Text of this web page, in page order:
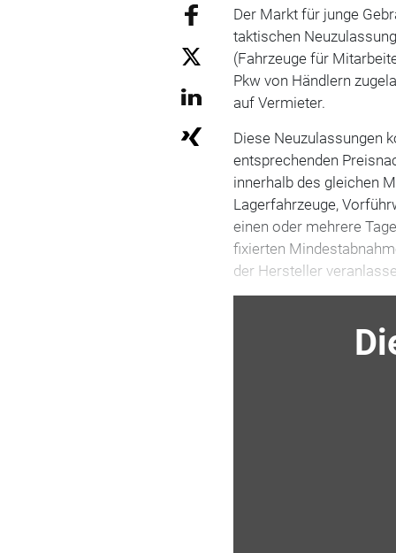
Der Markt für junge
taktischen
(Fahrzeuge für
Pkw von Händlern
auf Vermieter.
Diese Neuzulassungen
entsprechenden
innerhalb des gleichen
Lagerfahrzeuge,
einen oder mehrere
fixierten
der Hersteller